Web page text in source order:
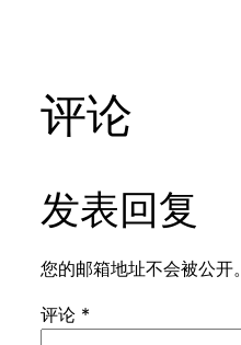
评论
发表回复
您的邮箱地址不会被公开。
评论 *